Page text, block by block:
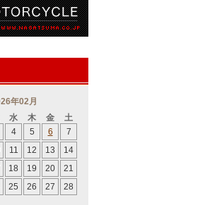
年02月
水 木 金
土
4 5 6
7
11 12 13
14
18 19 20
21
25 26 27 28